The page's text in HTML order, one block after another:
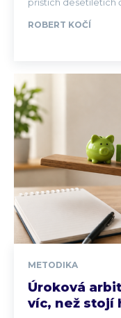
ROBERT KOČÍ
METODIKA
Úroková
víc, než stojí